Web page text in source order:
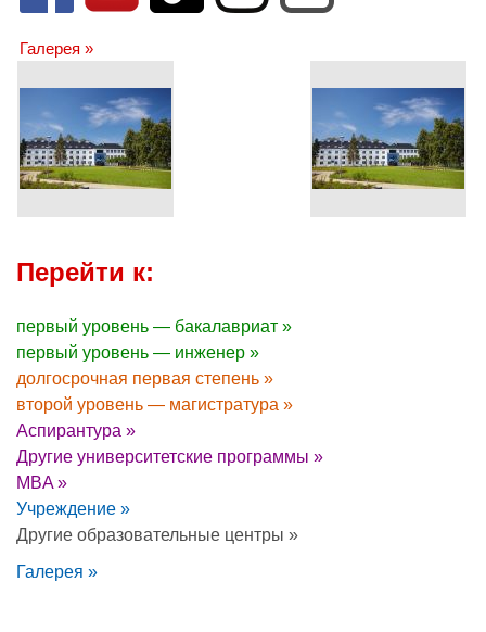
Галерея »
Перейти к:
первый уровень — бакалавриат »
первый уровень — инженер »
долгосрочная первая степень »
второй уровень — магистратура »
Аспирантура »
Другие университетские программы »
MBA »
Учреждение »
Другие образовательные центры »
Галерея »